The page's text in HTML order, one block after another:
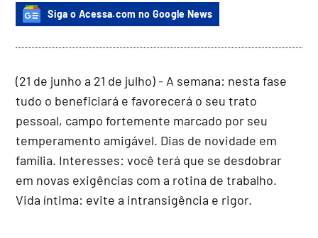
Siga o Acessa.com no Google News
(21 de junho a 21 de julho) - A semana: nesta fase
tudo o beneficiará e favorecerá o seu trato
pessoal, campo fortemente marcado por seu
temperamento amigável. Dias de novidade em
família. Interesses: você terá que se desdobrar
em novas exigências com a rotina de trabalho.
Vida íntima: evite a intransigência e rigor.